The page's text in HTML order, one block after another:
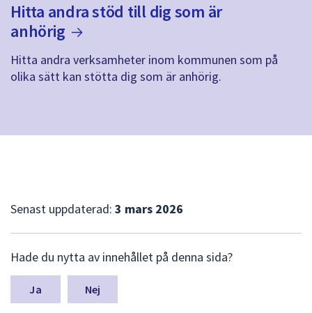
Hitta andra stöd till dig som är
anhörig
Hitta andra verksamheter inom kommunen som på
olika sätt kan stötta dig som är anhörig.
Senast uppdaterad: 3 mars 2026
ä
m
a
Hade du nytta av innehållet på denna sida?
Nej